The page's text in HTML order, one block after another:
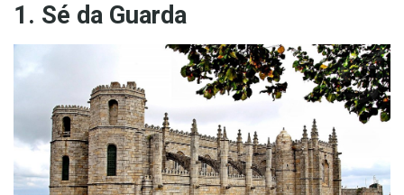
1. Sé da Guarda